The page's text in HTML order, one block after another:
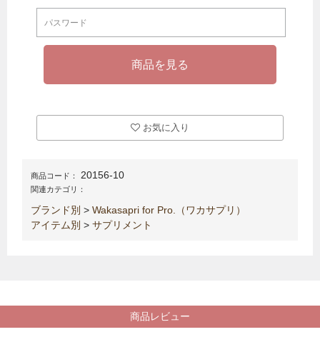
お気に入り
商品コード： 20156-10
関連カテゴリ：
ブランド別 > Wakasapri for Pro.（ワカサプリ）
アイテム別 > サプリメント
商品レビュー